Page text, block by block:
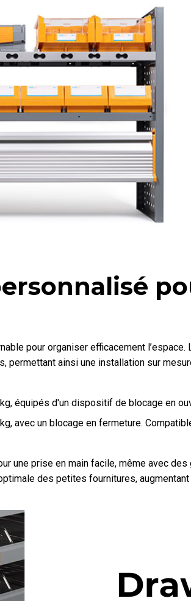
pour organiser efficacement l’espace.
ainsi une installation sur
équipés d'un dispositif de blocage en
avec un blocage en fermeture.
une prise en main facile, même avec
des petites fournitures,